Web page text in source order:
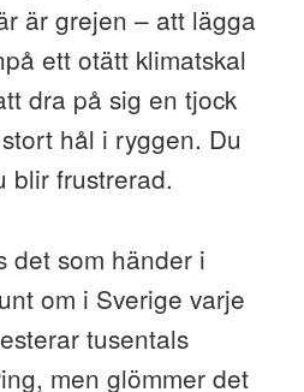
är grejen – att lägga
ett otätt klimatskal
dra på sig en tjock
hål i ryggen. Du
blir frustrerad.
det som händer i
om i Sverige varje
tusentals
men glömmer det